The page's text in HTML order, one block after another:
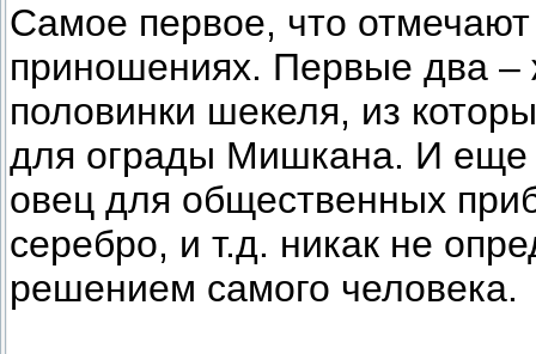
Самое первое, что
приношениях. Первые два –
половинки шекеля, из
для ограды Мишкана. И еще
овец для общественных
серебро, и т.д. никак не
решением самого человека.